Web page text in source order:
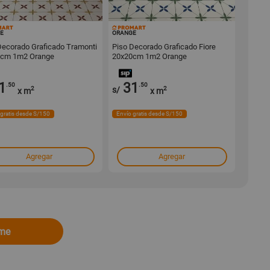
Graficado Tramonti
1m2 Orange
.50
x m2
desde S/150
Agregar
ORANGE
Piso Decorado Graficado Fiore
20x20cm 1m2 Orange
s/ 31 .50
x m2
Envío gratis desde S/150
Agregar